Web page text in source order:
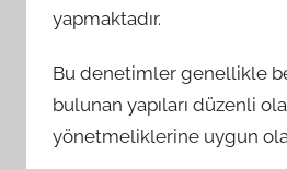
yapmaktadır.
Bu denetimler genellikle
bulunan yapıları düzenli
yönetmeliklerine uygun